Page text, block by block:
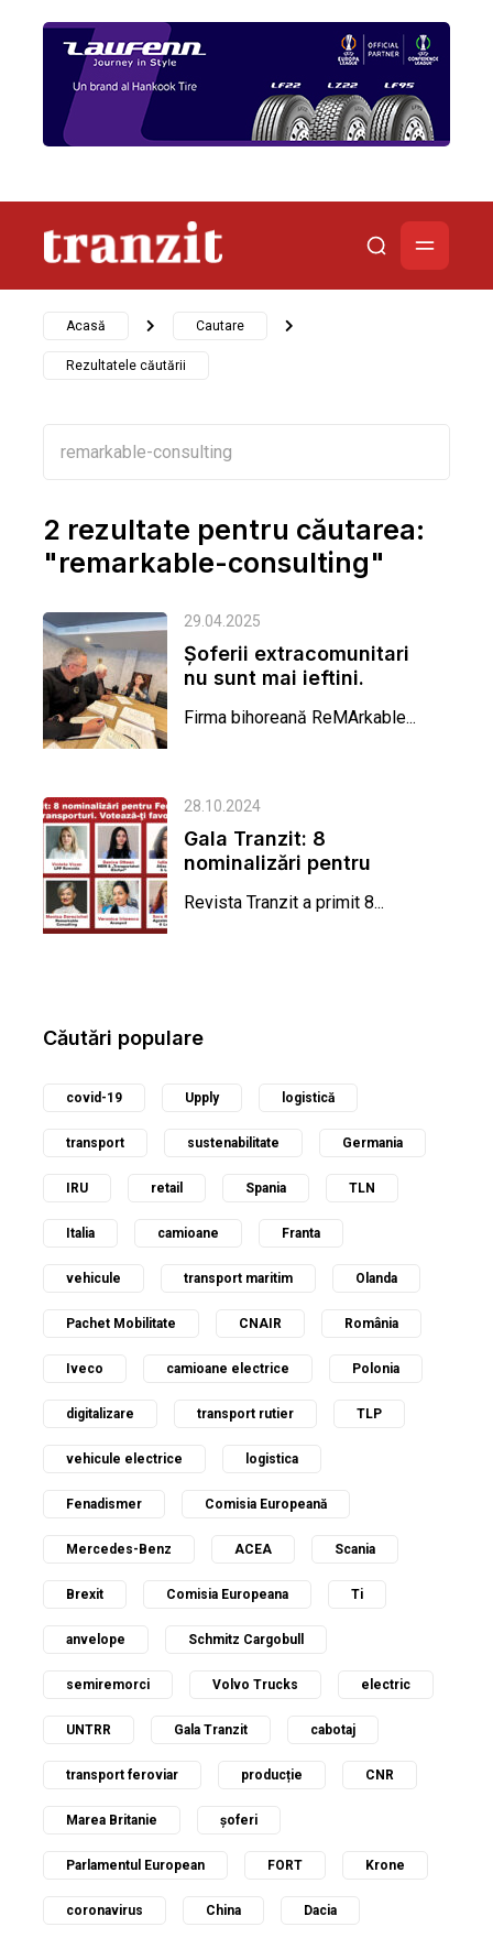
Acasă Cautare
Rezultatele căutării
2 rezultate pentru căutarea:
"remarkable-consulting"
29.04.2025
Şoferii extracomunitari
nu sunt mai ieftini.
sunt mai...
Firma bihoreană ReMArkable...
28.10.2024
Gala Tranzit: 8
nominalizări pentru
Transporturi....
Revista Tranzit a primit 8...
Căutări populare
covid-19 Upply logistică
transport sustenabilitate Germania
IRU retail Spania TLN
Italia camioane Franta
vehicule transport maritim Olanda
Pachet Mobilitate CNAIR România
Iveco camioane electrice Polonia
digitalizare transport rutier TLP
vehicule electrice logistica
Fenadismer Comisia Europeană
Mercedes-Benz ACEA Scania
Brexit Comisia Europeana Ti
anvelope Schmitz Cargobull
semiremorci Volvo Trucks electric
UNTRR Gala Tranzit cabotaj
transport feroviar producție CNR
Marea Britanie șoferi
Parlamentul European FORT Krone
coronavirus China Dacia